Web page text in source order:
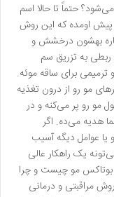
حتماً تا حالا اسم
پیش اومده که این روش
بهشون درخشش و
به تزریق سم
ترمیمی برای ساقه موئه.
مو رو از درون تغذیه
مو رو پر می‌کنه و در
هدیه می‌ده. اگر
یا عوامل دیگه آسیب
یک راهکار عالی
بوتاکس مو چیست و چرا
مراقبتی و درمانی